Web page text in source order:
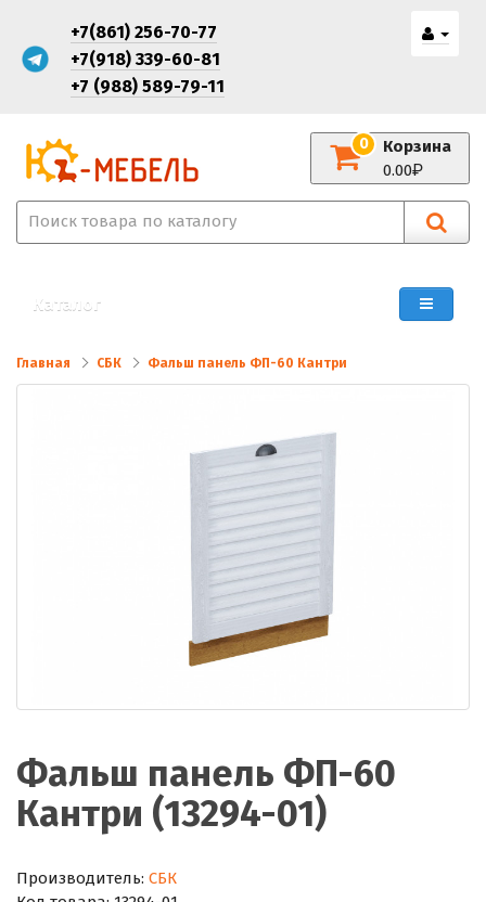
+7(861) 256-70-77
+7(918) 339-60-81
+7 (988) 589-79-11
Корзина
0
0.00
Каталог
Главная СБК Фальш панель ФП-60 Кантри
Фальш панель ФП-60
Кантри (13294-01)
Производитель: СБК